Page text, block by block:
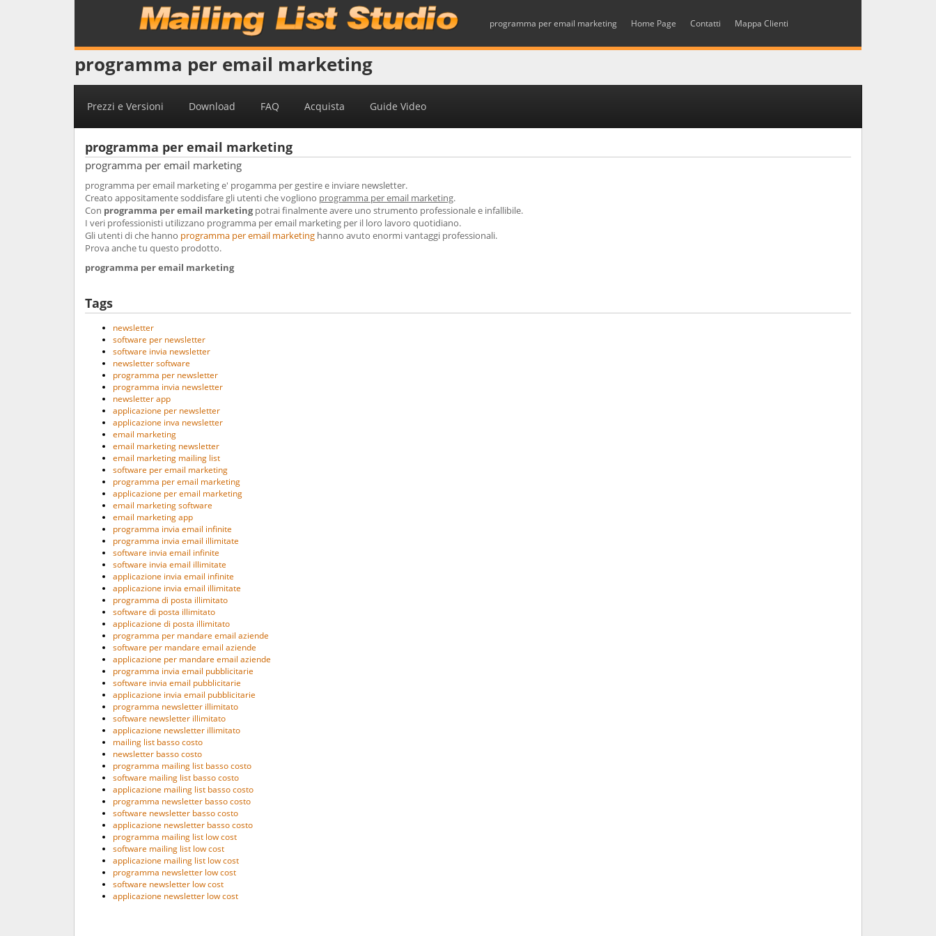
programma per email marketing Home Page Contatti Mappa Clienti
programma per email marketing
Prezzi e Versioni Download FAQ Acquista Guide Video
programma per email marketing
programma per email marketing
programma per email marketing e' progamma per gestire e inviare newsletter.
Creato appositamente soddisfare gli utenti che vogliono programma per email marketing.
Con programma per email marketingpotrai finalmente avere uno strumento professionale e infallibile.
I veri professionisti utilizzano programma per email marketing per il loro lavoro quotidiano.
Gli utenti di che hanno programma per email marketing hanno avuto enormi vantaggi professionali.
Prova anche tu questo prodotto.
programma per email marketing
Tags
newsletter
software per newsletter
software invia newsletter
newsletter software
programma per newsletter
programma invia newsletter
newsletter app
applicazione per newsletter
applicazione inva newsletter
email marketing
email marketing newsletter
email marketing mailing list
software per email marketing
programma per email marketing
applicazione per email marketing
email marketing software
email marketing app
programma invia email infinite
programma invia email illimitate
software invia email infinite
software invia email illimitate
applicazione invia email infinite
applicazione invia email illimitate
programma di posta illimitato
software di posta illimitato
applicazione di posta illimitato
programma per mandare email aziende
software per mandare email aziende
applicazione per mandare email aziende
programma invia email pubblicitarie
software invia email pubblicitarie
applicazione invia email pubblicitarie
programma newsletter illimitato
software newsletter illimitato
applicazione newsletter illimitato
mailing list basso costo
newsletter basso costo
programma mailing list basso costo
software mailing list basso costo
applicazione mailing list basso costo
programma newsletter basso costo
software newsletter basso costo
applicazione newsletter basso costo
programma mailing list low cost
software mailing list low cost
applicazione mailing list low cost
programma newsletter low cost
software newsletter low cost
applicazione newsletter low cost